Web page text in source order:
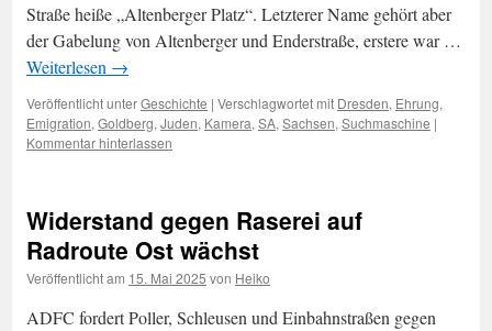
Straße heiße „Altenberger Platz“. Letzterer Name gehört aber
der Gabelung von Altenberger und Enderstraße, erstere war …
Weiterlesen →
Veröffentlicht unterGeschichte | Verschlagwortet mit Dresden, Ehrung,
Emigration, Goldberg, Juden, Kamera, SA, Sachsen, Suchmaschine |
Kommentar hinterlassen
Widerstand gegen Raserei auf
Radroute Ost wächst
Veröffentlicht am 15. Mai 2025 von Heiko
ADFC fordert Poller, Schleusen und Einbahnstraßen gegen